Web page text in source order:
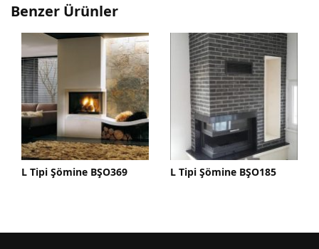
Benzer Ürünler
L Tipi Şömine BŞO369 L Tipi Şömine BŞO185